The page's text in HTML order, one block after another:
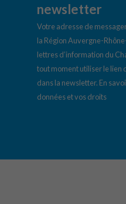
newsletter
Votre adresse de
la Région Auvergne-
lettres d’information du
tout moment utiliser le lien
dans la newsletter. En
données et vos droits